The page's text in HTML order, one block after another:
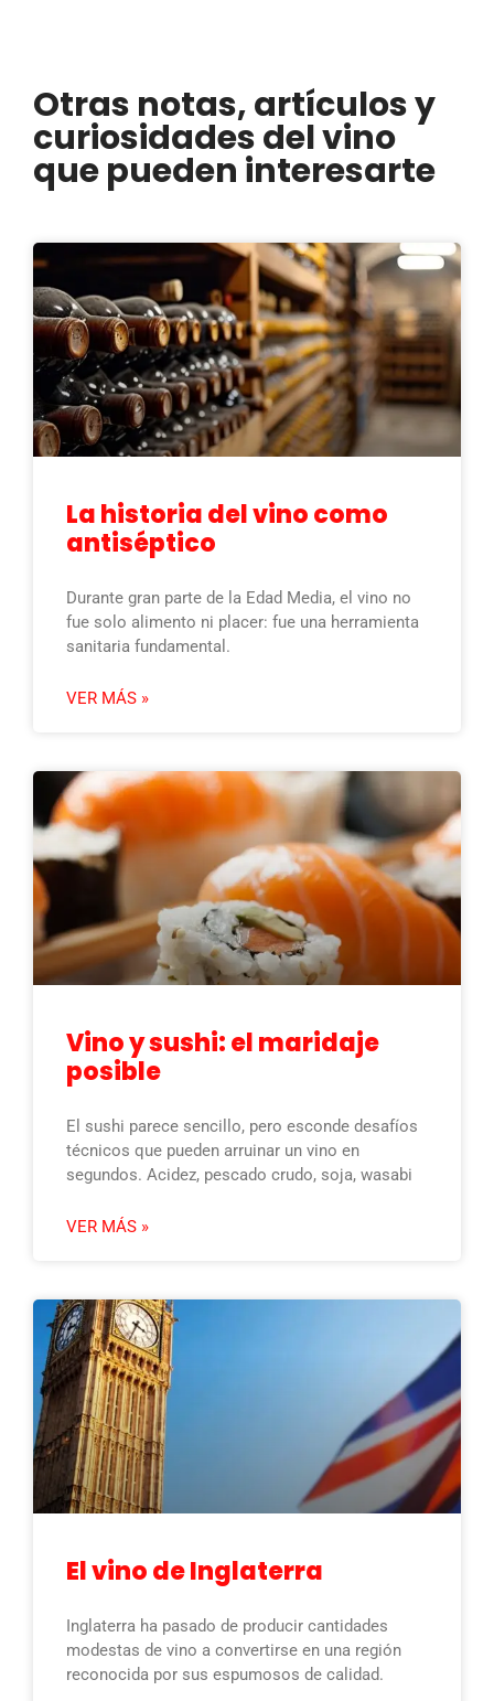
Otras notas, artículos y
curiosidades del vino
que pueden interesarte
La historia del vino como
antiséptico
Durante gran parte de la Edad Media, el vino no
fue solo alimento ni placer: fue una herramienta
sanitaria fundamental.
VER MÁS »
Vino y sushi: el maridaje
posible
El sushi parece sencillo, pero esconde desafíos
técnicos que pueden arruinar un vino en
segundos. Acidez, pescado crudo, soja, wasabi
VER MÁS »
El vino de Inglaterra
Inglaterra ha pasado de producir cantidades
modestas de vino a convertirse en una región
reconocida por sus espumosos de calidad.